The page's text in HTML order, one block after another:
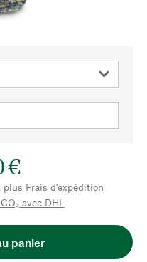
€
plus Frais d'expédition
avec DHL
panier